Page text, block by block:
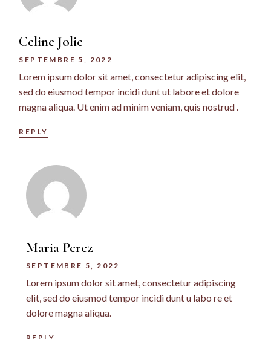
Celine Jolie
SEPTEMBRE 5, 2022
Lorem ipsum dolor sit amet, consectetur adipiscing elit,
sed do eiusmod tempor incidi dunt ut labore et dolore
magna aliqua. Ut enim ad minim veniam, quis nostrud .
REPLY
Maria Perez
SEPTEMBRE 5, 2022
Lorem ipsum dolor sit amet, consectetur adipiscing
elit, sed do eiusmod tempor incidi dunt u labo re et
dolore magna aliqua.